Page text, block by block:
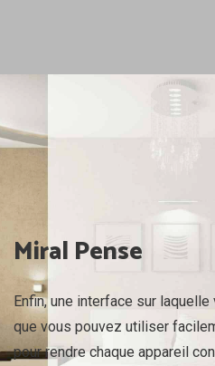
Miral Pense
Enfin, une interface sur
que vous pouvez utiliser
pour rendre chaque appareil